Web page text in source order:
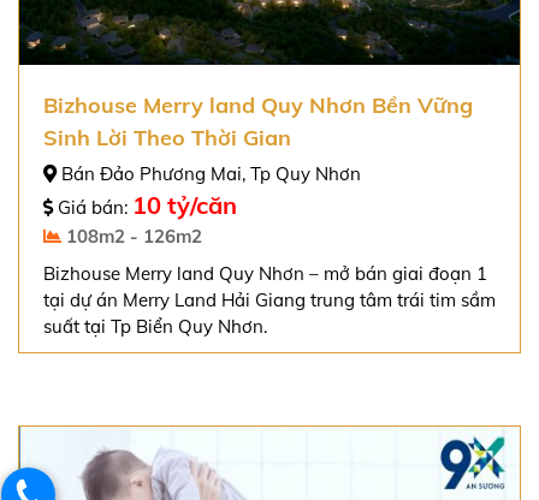
Bizhouse Merry land Quy Nhơn Bền Vững
Sinh Lời Theo Thời Gian
Bán Đảo Phương Mai, Tp Quy Nhơn
Giá bán: 10 tỷ/căn
108m2 - 126m2
Bizhouse Merry land Quy Nhơn – mở bán giai đoạn 1
tại dự án Merry Land Hải Giang trung tâm trái tim sầm
suất tại Tp Biển Quy Nhơn.